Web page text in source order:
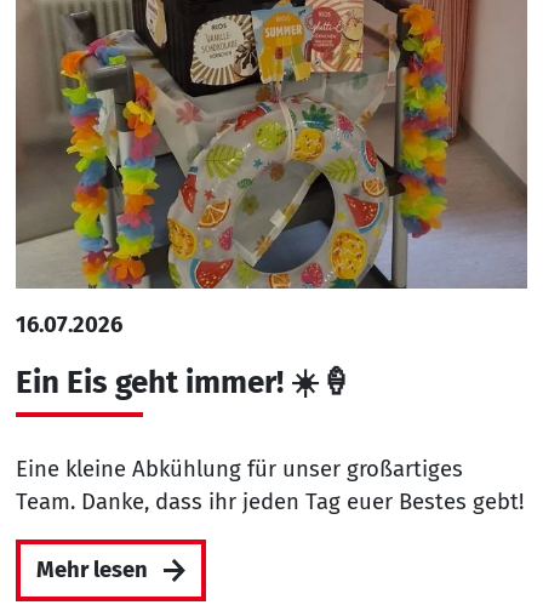
16.07.2026
Ein Eis geht immer! ☀️🍦
Eine kleine Abkühlung für unser großartiges
Team. Danke, dass ihr jeden Tag euer Bestes gebt!
Mehr lesen